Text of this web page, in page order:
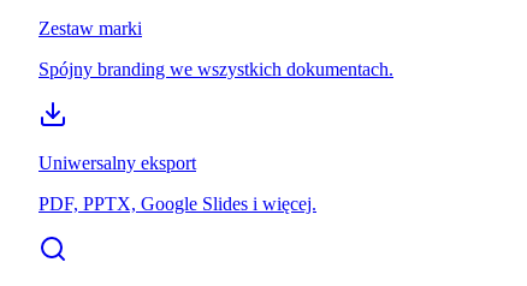
Zestaw marki
Spójny branding we wszystkich dokumentach.
Uniwersalny eksport
PDF, PPTX, Google Slides i więcej.